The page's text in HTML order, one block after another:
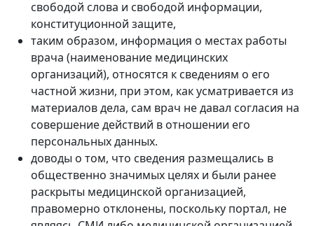
свободой слова и свободой информации,
конституционной защите,
таким образом, информация о местах работы
врача (наименование медицинских
организаций), относятся к сведениям о его
частной жизни, при этом, как усматривается из
материалов дела, сам врач не давал согласия на
совершение действий в отношении его
персональных данных.
доводы о том, что сведения размещались в
общественно значимых целях и были ранее
раскрыты медицинской организацией,
правомерно отклонены, поскольку портал, не